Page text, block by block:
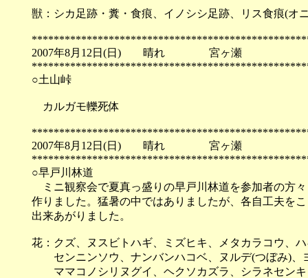
獣：シカ足跡・糞・食痕、イノシシ足跡、リス食痕(オ
2007年8月12日(日) 晴れ 宮ヶ瀬
○土山峠
カルガモ轢死体
2007年8月12日(日) 晴れ 宮ヶ瀬
○早戸川林道
ミニ観察会で夏真っ盛りの早戸川林道を参加者の方々
作りました。猛暑の中ではありましたが、各自工夫を
出来あがりました。
花：クズ、ヌスビトハギ、ミズヒキ、メタカラコウ、
センニンソウ、ナンバンハコベ、ヌルデ(つぼみ)、
ママコノシリヌグイ、ヘクソカズラ、シラネセンキ